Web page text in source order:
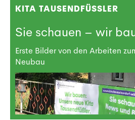
KITA TAUSENDFÜSSLER
Sie schauen – wir
Erste Bilder von den Arbeiten
Neubau